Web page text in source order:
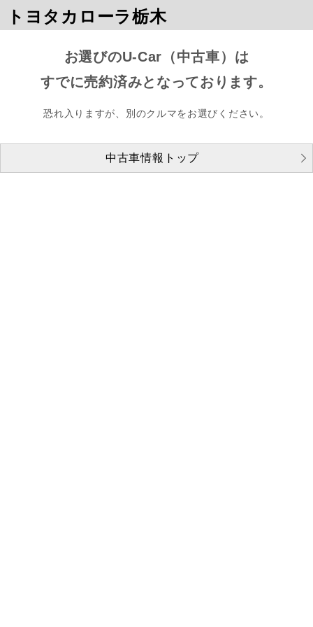
トヨタカローラ栃木
お選びのU-Car（中古車）は
すでに売約済みとなっております。
恐れ入りますが、別のクルマをお選びください。
中古車情報トップ